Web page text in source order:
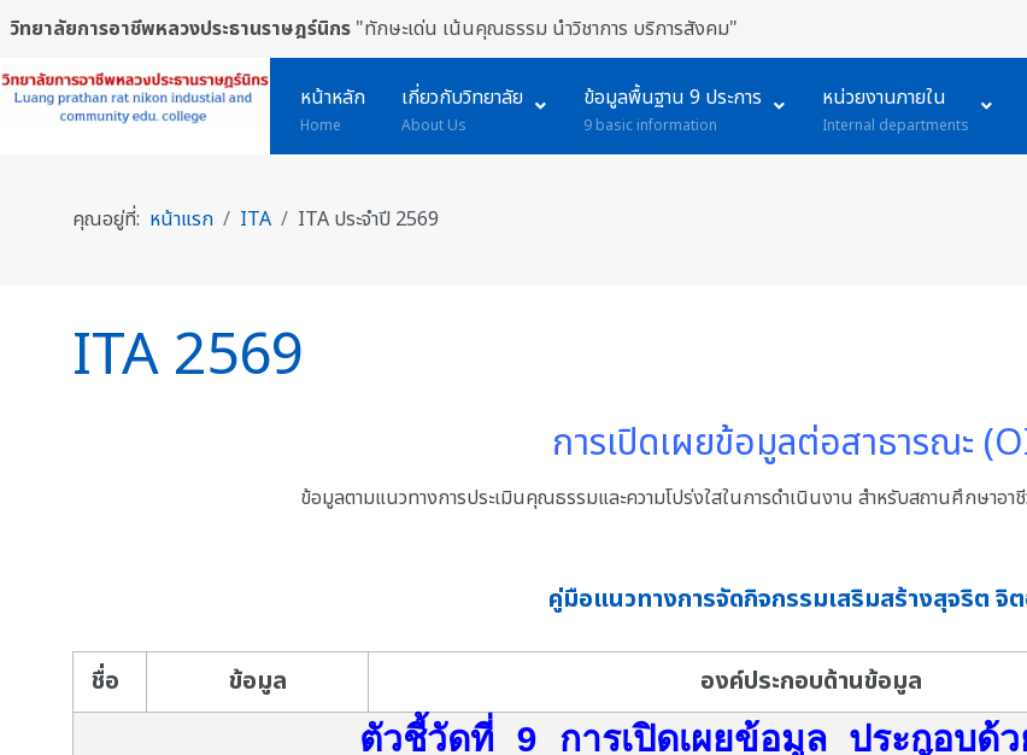
วิทยาลัยการอาชีพหลวงประธานราษฎร์นิกร "ทักษะเด่น เน้นคุณธรรม นำวิชาการ บริการสังคม"
หน้าหลัก
Home
เกี่ยวกับวิทยาลัย
About Us
ข้อมูลพื้นฐาน 9 ประการ
9 basic information
หน่วยงานภายใน
Internal departments
คุณอยู่ที่: หน้าแรก ITA ITA ประจำปี 2569
ITA 2569
การเปิดเผยข้อมูลต่อสาธารณะ
ข้อมูลตามแนวทางการประเมินคุณธรรมและความโปร่งใสในการดำเนินงาน สำหรับสถานศึกษา
คู่มือแนวทางการจัดกิจกรรมเสริมสร้างสุจริต จิ
ชื่อ ข้อมูล องค์ประกอบด้านข้อมูล
ตัวชี้วัดที่ 9 การเปิดเผยข้อมูล ประกอบด้